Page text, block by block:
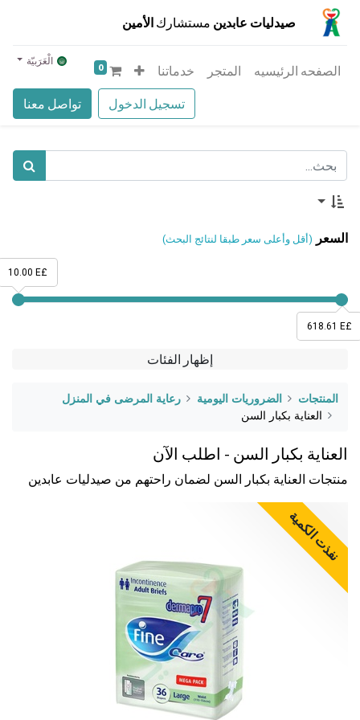
صيدليات عابدين مستشارك الأمين
تسجيل الدخول تواصل معنا
الصفحه الرئيسيه المتجر خدماتنا 0 الْعَرَبيّة
إظهار الفئات
السعر (أقل وأعلى سعر طبقا لنتائج البحث)
618.61 E£
10.00 E£
المنتجات الضروريات اليومية
رعاية المرضى في المنزل
العناية بكبار السن
العناية بكبار السن - اطلب الآن
منتجات العناية بكبار السن لضمان راحتهم من صيدليات عابدين
نفذت الكمية